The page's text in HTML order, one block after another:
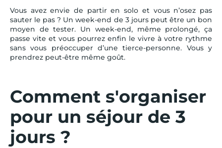
Vous avez envie de partir en solo et vous n’osez pas
sauter le pas ? Un week-end de 3 jours peut être un bon
moyen de tester. Un week-end, même prolongé, ça
passe vite et vous pourrez enfin le vivre à votre rythme
sans vous préoccuper d’une tierce-personne. Vous y
prendrez peut-être même goût.
Comment s'organiser
pour un séjour de 3
jours ?